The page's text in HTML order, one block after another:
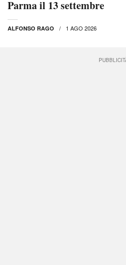
Parma il 13 settembre
ALFONSO RAGO 1 AGO 2026